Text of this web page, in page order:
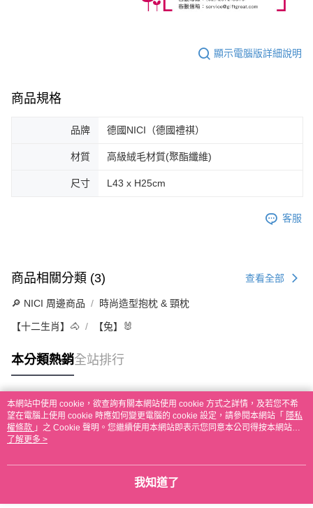
顯示電腦版詳細說明
商品規格
品牌 德國NICI（德國禮祺）
材質 高級絨毛材質(聚酯纖維)
尺寸 L43 x H25cm
客服
商品相關分類 (3) 查看全部
🔎 NICI 周邊商品 時尚造型抱枕 & 頸枕
【十二生肖】🐴 【兔】🐰
本分類熱銷全站排行
熱門標籤
本網站中使用 cookie，欲查詢有關本網站使用 cookie 方式之詳情，及若您不希
望在電腦上使用 cookie 時應如何變更電腦的 cookie 設定，請參閱本網站「 隱私
權條款 」之 Cookie 聲明。您繼續使用本網站即表示您同意本公司得按本網站使
用條款之 Cookie 聲明使用 cookie。
了解更多 >
我知道了